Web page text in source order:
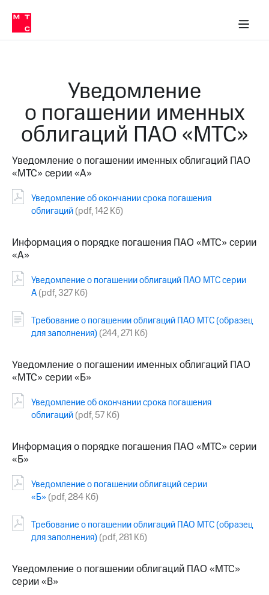
Медиа-центр
и акционерам
Устойчивое развитие
Комплаенс и деловая этика
компании
Карьера
в МТС
История
компании
региона
информация
Медиа-центр
МТС
о технологиях
Достижения
Финансовая
отчетность
Контакты
и акционерам
управление
Раскрытие
информации
акционерам
Документы
ПАО
в МТС
Пресс-
релизы
МТС
Уведомление
о погашении именных
облигаций ПАО «МТС»
Уведомление о погашении именных облигаций ПАО
«МТС» серии «А»
Уведомление об окончании срока погашения
облигаций(pdf, 142 Кб)
Информация о порядке погашения ПАО «МТС» серии
«А»
Уведомление о погашении облигаций ПАО МТС серии
А(pdf, 327 Кб)
Требование о погашении облигаций ПАО МТС (образец
для заполнения)(244, 271 Кб)
Уведомление о погашении именных облигаций ПАО
«МТС» серии «Б»
Уведомление об окончании срока погашения
облигаций(pdf, 57 Кб)
Информация о порядке погашения ПАО «МТС» серии
«Б»
Уведомление о погашении облигаций серии
«Б» (pdf, 284 Кб)
Требование о погашении облигаций ПАО МТС (образец
для заполнения)(pdf, 281 Кб)
Уведомление о погашении облигаций ПАО «МТС»
серии «В»